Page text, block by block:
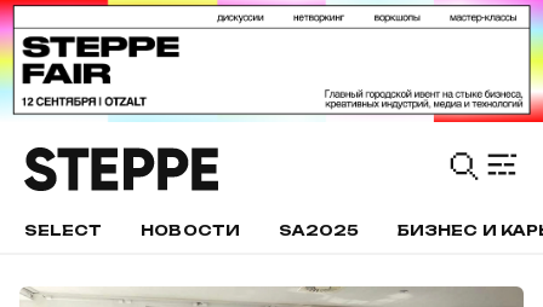
SELECT НОВОСТИ SA2025 БИЗНЕС И